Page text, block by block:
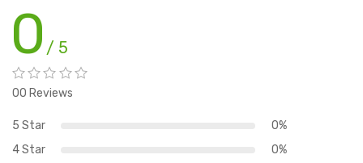
0 / 5
00 Reviews
5 Star
0%
4 Star
0%